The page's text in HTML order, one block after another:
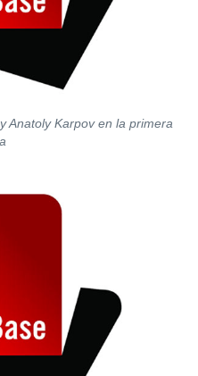
Anatoly Karpov en la primera